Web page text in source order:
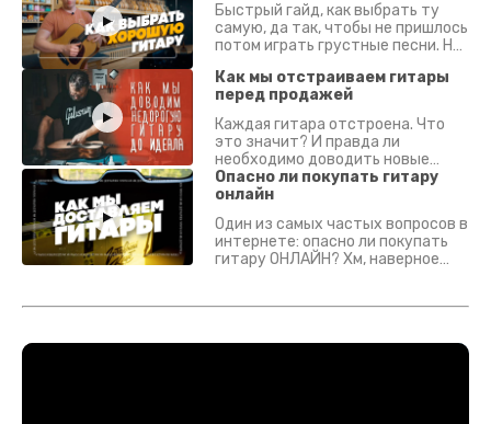
Быстрый гайд, как выбрать ту
самую, да так, чтобы не пришлось
потом играть грустные песни. На
Как мы отстраиваем гитары
перед продажей
Каждая гитара отстроена. Что
это значит? И правда ли
необходимо доводить новые
гитары? Если кратко - да.
Подробно - в видео :)
Опасно ли покупать гитару
онлайн
Один из самых частых вопросов в
интернете: опасно ли покупать
гитару ОНЛАЙН? Хм, наверное
застрахован. Случись что -